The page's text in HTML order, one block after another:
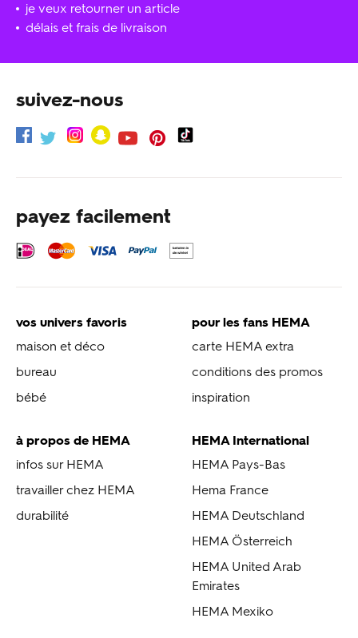
je veux retourner un article
délais et frais de livraison
suivez-nous
payez facilement
vos univers favoris
maison et déco
bureau
bébé
pour les fans HEMA
carte HEMA extra
conditions des promos
inspiration
à propos de HEMA
infos sur HEMA
travailler chez HEMA
durabilité
HEMA International
HEMA Pays-Bas
Hema France
HEMA Deutschland
HEMA Österreich
HEMA United Arab
Emirates
HEMA Mexiko